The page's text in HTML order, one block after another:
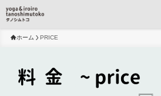
ホーム PRICE